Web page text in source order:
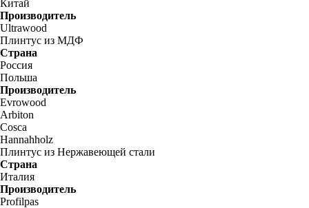
Китай
Производитель
Ultrawood
Плинтус из МДФ
Страна
Россия
Польша
Производитель
Evrowood
Arbiton
Cosca
Hannahholz
Плинтус из Нержавеющей стали
Страна
Италия
Производитель
Profilpas